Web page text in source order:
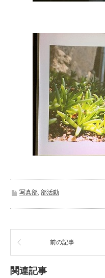
写真部, 部活動
前の記事
関連記事